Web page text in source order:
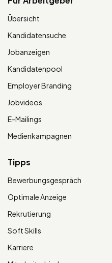
Übersicht
Kandidatensuche
Jobanzeigen
Kandidatenpool
Employer Branding
Jobvideos
E-Mailings
Medienkampagnen
Tipps
Bewerbungsgespräch
Optimale Anzeige
Rekrutierung
Soft Skills
Karriere